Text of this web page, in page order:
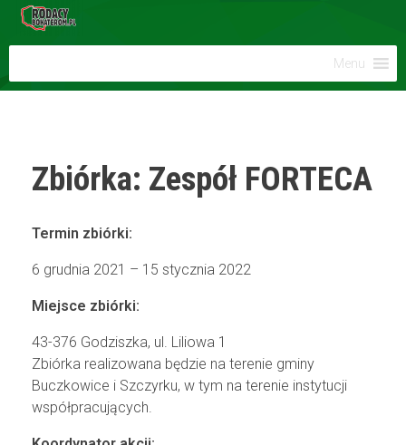
Menu
Zbiórka: Zespół FORTECA
Termin zbiórki:
6 grudnia 2021 – 15 stycznia 2022
Miejsce zbiórki:
43-376 Godziszka, ul. Liliowa 1
Zbiórka realizowana będzie na terenie gminy
Buczkowice i Szczyrku, w tym na terenie instytucji
współpracujących.